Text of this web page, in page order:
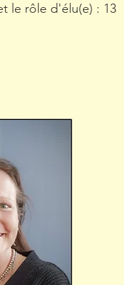
le rôle d'élu(e) : 13